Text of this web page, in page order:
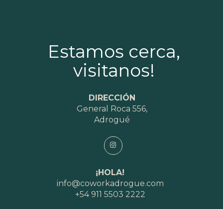
Estamos cerca,
visitanos!
DIRECCIÓN
General Roca 556,
Adrogué
¡HOLA!
info@coworkadrogue.com
+54 911 5503 2222